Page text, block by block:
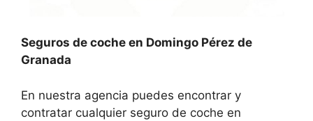
Seguros de coche en Domingo Pérez de
Granada
En nuestra agencia puedes encontrar y
contratar cualquier seguro de coche en